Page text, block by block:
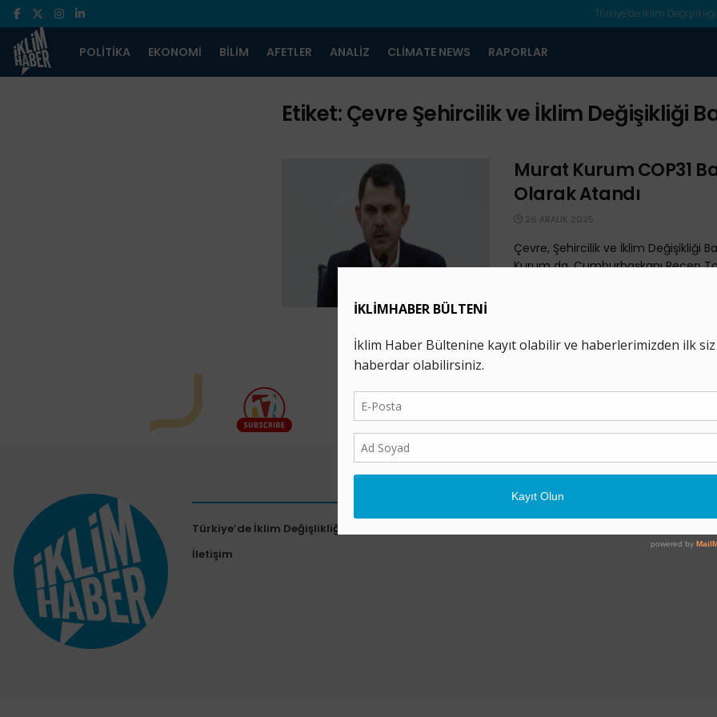
Türkiye’de İklim Değişlikliği
POLITIKA EKONOMI BILIM AFETLER ANALIZ CLIMATE NEWS RAPORLAR
Etiket:Çevre Şehircilik ve İklim Değişikliği
Murat Kurum COP31
Olarak Atandı
26 ARALIK 2025
Çevre, Şehircilik ve İklim Değişikliği
Kurum da, Cumhurbaşkanı Recep
Türkiye’de İklim Değişlikliği Algısı
İletişim